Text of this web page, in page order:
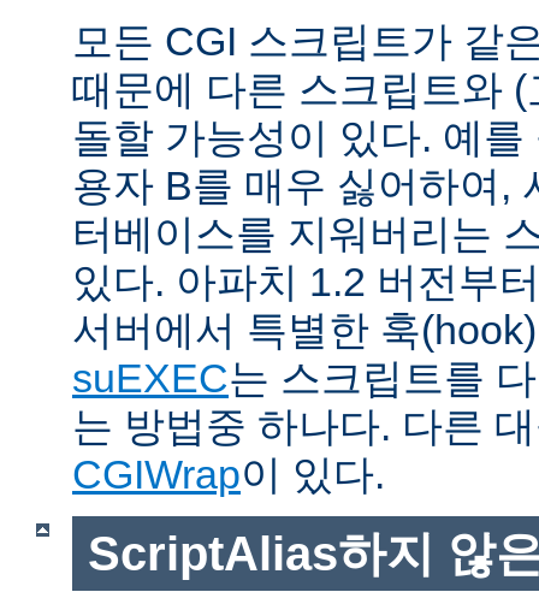
모든 CGI 스크립트가 같
때문에 다른 스크립트와
돌할 가능성이 있다. 예
용자 B를 매우 싫어하여,
터베이스를 지워버리는
있다. 아파치 1.2 버전부
서버에서 특별한 훅
suEXEC는 스크립트를
는 방법중 하나다. 다른
CGIWrap이 있다.
ScriptAlias하지 않